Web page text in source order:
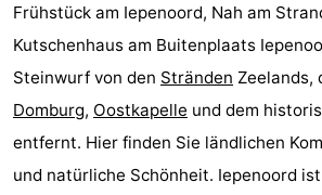
Middelburg
Zeeuws-
Vlaanderen
-
Nieuwvliet
-
Sluis
-
Frühstück am Iepenoord, Nah am
Kutschenhaus am Buitenplaats
Steinwurf von den Stränden Zeelands,
Domburg, Oostkapelle und dem
entfernt. Hier finden Sie ländlichen
und natürliche Schönheit. Iepenoord